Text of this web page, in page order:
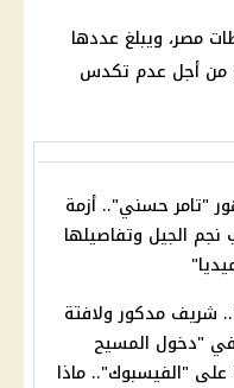
مصر، ويبلغ عددها
من أجل عدم تكدس
"تامر حسني".. أزمة
الجيل وتفاصيلها
شريف مدكور ولافتة
"دخول المسيح
"الفيسبوك".. ماذا